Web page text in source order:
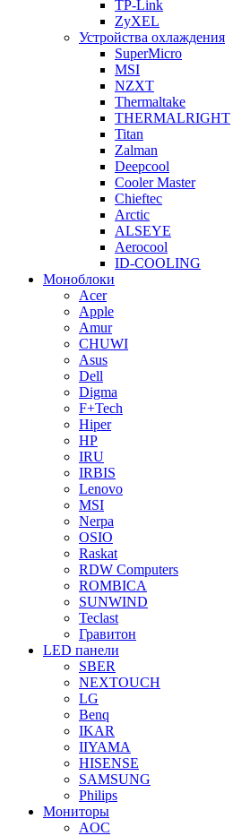
TP-Link
ZyXEL
Устройства охлаждения
SuperMicro
MSI
NZXT
Thermaltake
THERMALRIGHT
Titan
Zalman
Deepcool
Cooler Master
Chieftec
Arctic
ALSEYE
Aerocool
ID-COOLING
Моноблоки
Acer
Apple
Amur
CHUWI
Asus
Dell
Digma
F+Tech
Hiper
HP
IRU
IRBIS
Lenovo
MSI
Nerpa
OSIO
Raskat
RDW Computers
ROMBICA
SUNWIND
Teclast
Гравитон
LED панели
SBER
NEXTOUCH
LG
Benq
IKAR
IIYAMA
HISENSE
SAMSUNG
Philips
Мониторы
AOC